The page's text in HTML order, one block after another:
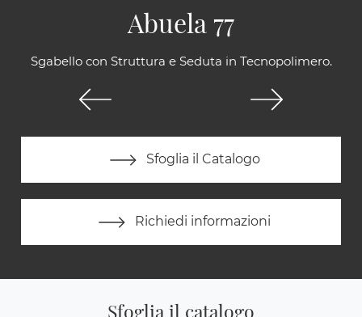
Sgabello con Struttura e Seduta in Tecnopolimero.
Sfoglia il Catalogo
Richiedi informazioni
Abuela 77
Sfoglia il catalogo